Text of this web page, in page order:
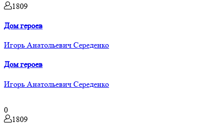
1809
Дом героев
Игорь Анатольевич Середенко
Дом героев
Игорь Анатольевич Середенко
0
1809